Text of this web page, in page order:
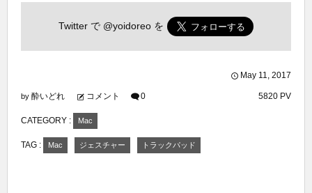
Twitter で @yoidoreo を
May 11, 2017
by 酔いどれ コメント 0 5820 PV
CATEGORY : Mac
TAG : Mac ジェスチャー トラックパッド